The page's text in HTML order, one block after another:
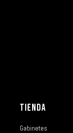
TIENDA
Gabinetes